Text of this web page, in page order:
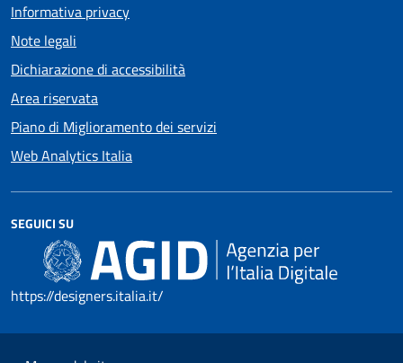
Informativa privacy
Note legali
Dichiarazione di accessibilità
Area riservata
Piano di Miglioramento dei servizi
Web Analytics Italia
SEGUICI SU
https://designers.italia.it/